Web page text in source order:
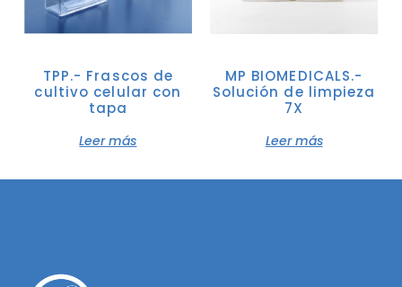
TPP.- Frascos de
cultivo celular con
tapa
Leer más
MP BIOMEDICALS.-
Solución de limpieza
7X
Leer más